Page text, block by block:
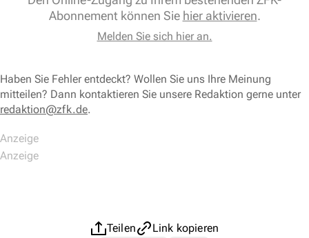
Abonnement können Sie hier aktivieren.
Melden Sie sich hier an.
Haben Sie Fehler entdeckt? Wollen Sie uns Ihre Meinung
mitteilen? Dann kontaktieren Sie unsere Redaktion gerne unter
redaktion@zfk.de.
Teilen
Link kopieren